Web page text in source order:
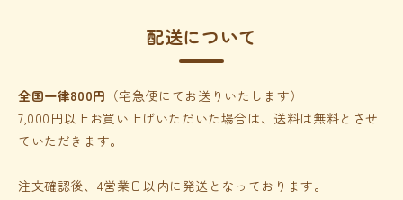
配送について
全国一律800円 （宅急便にてお送りいたします）
7,000円以上お買い上げいただいた場合は、送料は無料とさせ
ていただきます。
注文確認後、4営業日以内に発送となっております。